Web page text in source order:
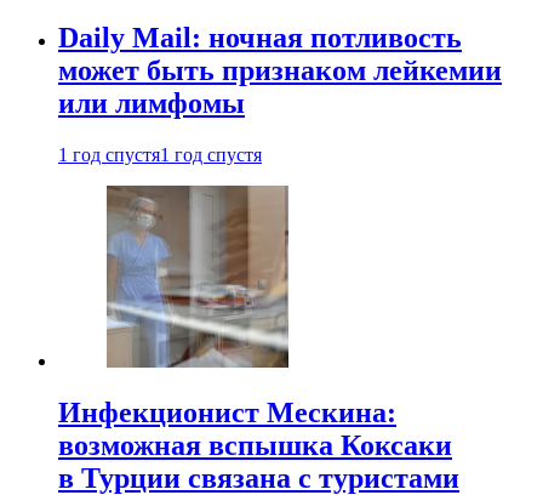
Daily Mail: ночная потливость
может быть признаком лейкемии
или лимфомы
1 год спустя1 год спустя
Инфекционист Мескина:
возможная вспышка Коксаки
в Турции связана с туристами